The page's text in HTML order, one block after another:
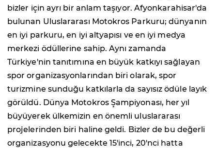
bizler için ayrı bir anlam taşıyor. Afyonkarahisar'da
bulunan Uluslararası Motokros Parkuru; dünyanın
en iyi parkuru, en iyi altyapısı ve en iyi medya
merkezi ödüllerine sahip. Aynı zamanda
Türkiye'nin tanıtımına en büyük katkıyı sağlayan
spor organizasyonlarından biri olarak, spor
turizmine sunduğu katkılarla da sayısız ödüle layık
görüldü. Dünya Motokros Şampiyonası, her yıl
büyüyerek ülkemizin en önemli uluslararası
projelerinden biri haline geldi. Bizler de bu değerli
organizasyonu gelecekte 15'inci, 20'nci hatta